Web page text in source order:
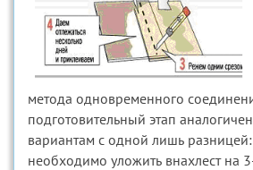
метода одновременного
подготовительный этап
вариантам с одной лишь
необходимо уложить внахлест на